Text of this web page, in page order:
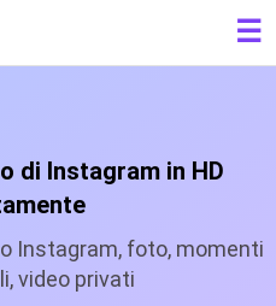
☰
di Instagram in HD
Instagram, foto, momenti
video privati